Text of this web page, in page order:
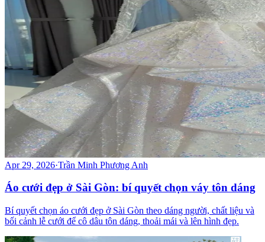
Apr 29, 2026·Trần Minh Phương Anh
Áo cưới đẹp ở Sài Gòn: bí quyết chọn váy tôn dáng
Bí quyết chọn áo cưới đẹp ở Sài Gòn theo dáng người, chất liệu và
bối cảnh lễ cưới để cô dâu tôn dáng, thoải mái và lên hình đẹp.